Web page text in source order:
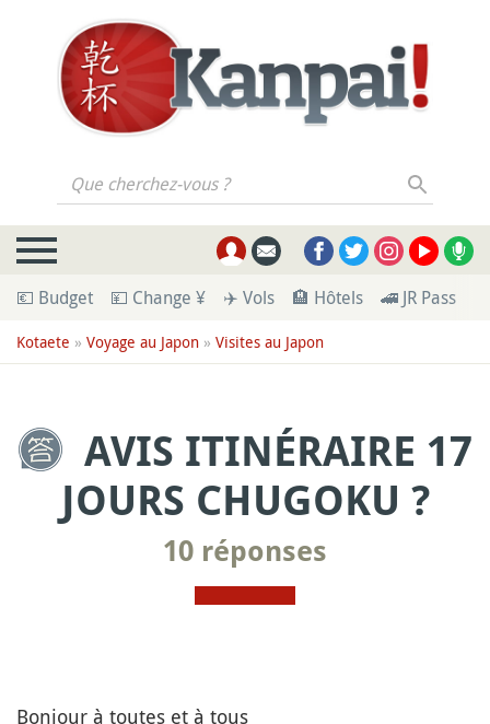
Que cherchez-vous ?
💶 Budget 💴 Change ¥ ✈️ Vols 🏨 Hôtels 🚄 JR Pass
Kotaete » Voyage au Japon » Visites au Japon
AVIS ITINÉRAIRE 17
JOURS CHUGOKU ?
10 réponses
Bonjour à toutes et à tous